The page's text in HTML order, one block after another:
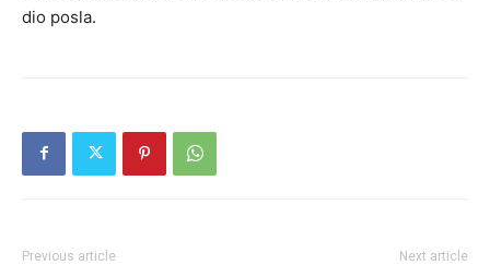
dio posla.
Previous article Next article